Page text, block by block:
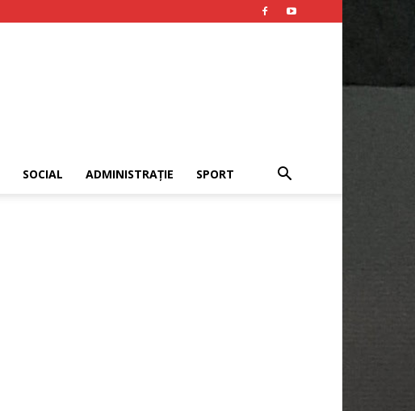
SOCIAL ADMINISTRAȚIE SPORT